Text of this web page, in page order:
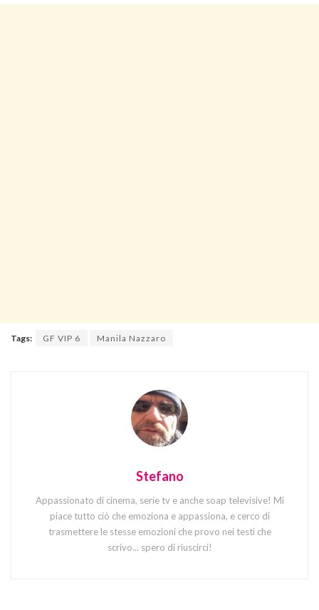
Tags: GF VIP 6 Manila Nazzaro
Stefano
Appassionato di cinema, serie tv e anche soap televisive! Mi
piace tutto ciò che emoziona e appassiona, e cerco di
trasmettere le stesse emozioni che provo nei testi che
scrivo... spero di riuscirci!